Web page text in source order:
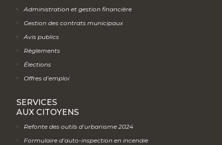
Administration et gestion financière
Gestion des contrats municipaux
Avis publics
Règlements
Élections
Offres d’emploi
SERVICES
AUX CITOYENS
Refonte des outils d’urbanisme 2024
Formulaire d’auto-inspection en incendie